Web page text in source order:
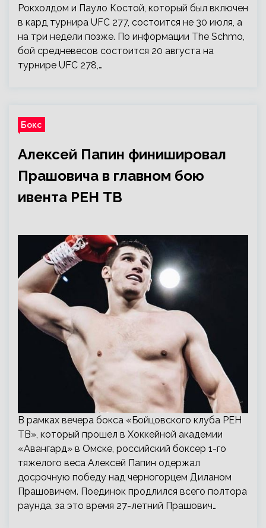
Рокхолдом и Пауло Костой, который был включен
в кард турнира UFC 277, состоится не 30 июля, а
на три недели позже. По информации The Schmo,
бой средневесов состоится 20 августа на
турнире UFC 278,…
Бокс
Алексей Папин финишировал
Прашовича в главном бою
ивента РЕН ТВ
В рамках вечера бокса «Бойцовского клуба РЕН
ТВ», который прошел в Хоккейной академии
«Авангард» в Омске, российский боксер 1-го
тяжелого веса Алексей Папин одержал
досрочную победу над черногорцем Диланом
Прашовичем. Поединок продлился всего полтора
раунда, за это время 27-летний Прашович…